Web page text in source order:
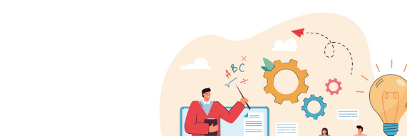
德语欧标歌德A1证书备考指南
记一次别开生面的德语兴趣班双“旦”Party
新德福考试怎样准备？辰品外语来教你
不“德”不“福”！辰品外语多名学员德福考试斩获高分！！
德语小白到德福高分的经验分享